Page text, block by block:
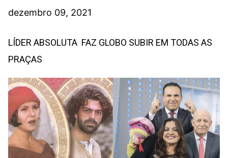
dezembro 09, 2021
LÍDER ABSOLUTA FAZ GLOBO SUBIR EM TODAS AS
PRAÇAS